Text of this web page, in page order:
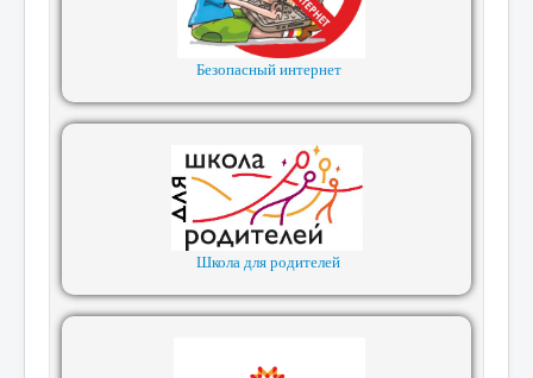
Безопасный интернет
Школа для родителей